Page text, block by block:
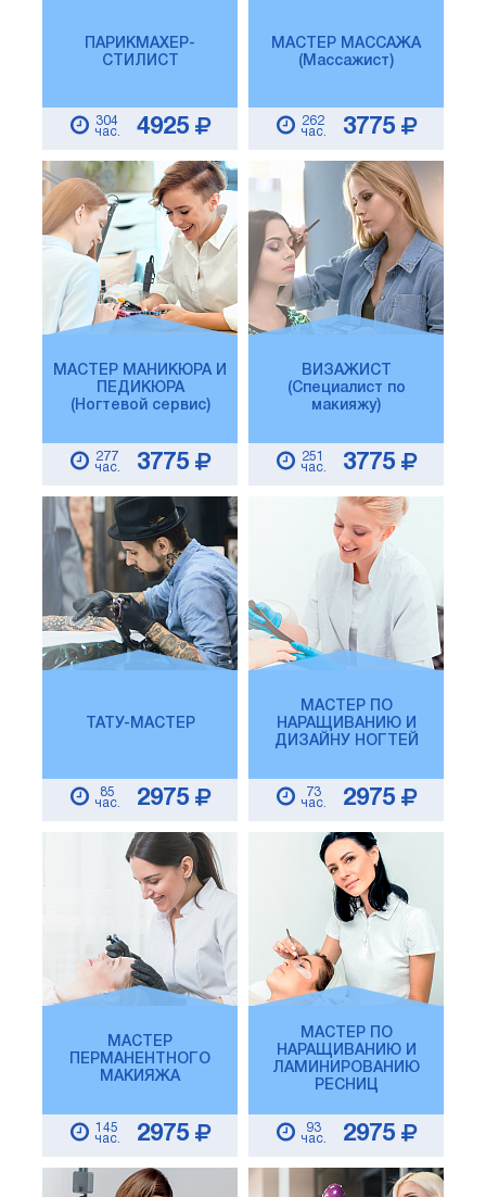
ПАРИКМАХЕР-
СТИЛИСТ
304
час.
4925
МАСТЕР МАССАЖА
(Массажист)
262
час.
3775
МАСТЕР МАНИКЮРА И
ПЕДИКЮРА
(Ногтевой сервис)
277
час.
3775
ВИЗАЖИСТ
(Специалист по
макияжу)
251
час.
3775
ТАТУ-МАСТЕР
85
час.
2975
МАСТЕР ПО
НАРАЩИВАНИЮ И
ДИЗАЙНУ НОГТЕЙ
73
час.
2975
МАСТЕР
ПЕРМАНЕНТНОГО
МАКИЯЖА
145
час.
2975
МАСТЕР ПО
НАРАЩИВАНИЮ И
ЛАМИНИРОВАНИЮ
РЕСНИЦ
93
час.
2975